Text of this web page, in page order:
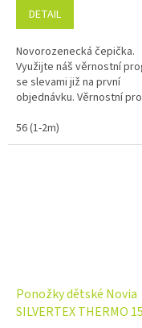
DETAIL
Novorozenecká čepička.
Využijte náš věrnostní
se slevami již na první
objednávku. Věrnostní
56 (1-2m)
Ponožky dětské Novia
SILVERTEX THERMO